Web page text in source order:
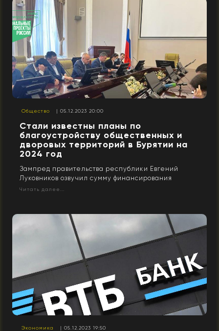
Общество | 05.12.2023 20:00
Стали известны планы по
благоустройству общественных и
дворовых территорий в Бурятии на
2024 год
Зампред правительства республики Евгений
Луковников озвучил сумму финансирования
Читать далее...
Экономика | 05.12.2023 19:50